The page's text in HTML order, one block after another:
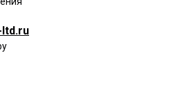
ltd.ru